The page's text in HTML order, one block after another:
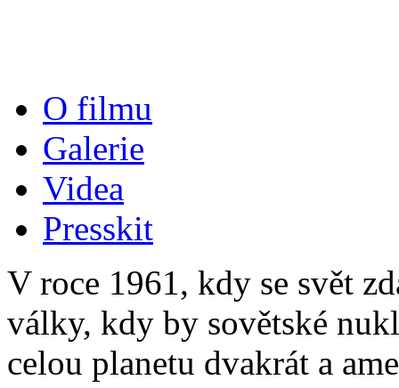
O filmu
Galerie
Videa
Presskit
V roce 1961, kdy se svět
války, kdy by sovětské
celou planetu dvakrát a